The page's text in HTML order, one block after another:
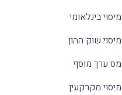
מיסוי בינלאומי
מיסוי שוק ההון
מס ערך מוסף
מיסוי מקרקעין